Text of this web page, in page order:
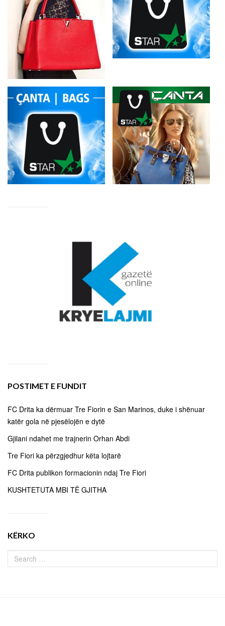
POSTIMET E FUNDIT
FC Drita ka dërmuar Tre Fiorin e San Marinos, duke i shënuar
katër gola në pjesëlojën e dytë
Gjilani ndahet me trajnerin Orhan Abdi
Tre Fiori ka përzgjedhur këta lojtarë
FC Drita publikon formacionin ndaj Tre Fiori
KUSHTETUTA MBI TË GJITHA
KËRKO